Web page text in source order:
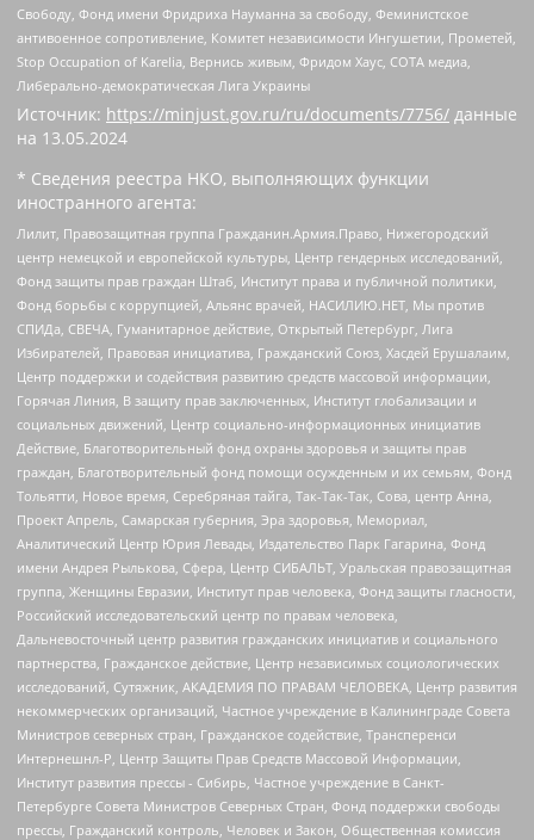
Свободу, Фонд имени Фридриха Науманна за свободу, Феминистское
антивоенное сопротивление, Комитет независимости Ингушетии, Прометей,
Stop Occupation of Karelia, Вернись живым, Фридом Хаус, СОТА медиа,
Либерально-демократическая Лига Украины
Источник: https://minjust.gov.ru/ru/documents/7756/ данные
на 13.05.2024
* Сведения реестра НКО, выполняющих функции
иностранного агента:
Лилит, Правозащитная группа Гражданин.Армия.Право, Нижегородский
центр немецкой и европейской культуры, Центр гендерных исследований,
Фонд защиты прав граждан Штаб, Институт права и публичной политики,
Фонд борьбы с коррупцией, Альянс врачей, НАСИЛИЮ.НЕТ, Мы против
СПИДа, СВЕЧА, Гуманитарное действие, Открытый Петербург, Лига
Избирателей, Правовая инициатива, Гражданский Союз, Хасдей Ерушалаим,
Центр поддержки и содействия развитию средств массовой информации,
Горячая Линия, В защиту прав заключенных, Институт глобализации и
социальных движений, Центр социально-информационных инициатив
Действие, Благотворительный фонд охраны здоровья и защиты прав
граждан, Благотворительный фонд помощи осужденным и их семьям, Фонд
Тольятти, Новое время, Серебряная тайга, Так-Так-Так, Сова, центр Анна,
Проект Апрель, Самарская губерния, Эра здоровья, Мемориал,
Аналитический Центр Юрия Левады, Издательство Парк Гагарина, Фонд
имени Андрея Рылькова, Сфера, Центр СИБАЛЬТ, Уральская правозащитная
группа, Женщины Евразии, Институт прав человека, Фонд защиты гласности,
Российский исследовательский центр по правам человека,
Дальневосточный центр развития гражданских инициатив и социального
партнерства, Гражданское действие, Центр независимых социологических
исследований, Сутяжник, АКАДЕМИЯ ПО ПРАВАМ ЧЕЛОВЕКА, Центр развития
некоммерческих организаций, Частное учреждение в Калининграде Совета
Министров северных стран, Гражданское содействие, Трансперенси
Интернешнл-Р, Центр Защиты Прав Средств Массовой Информации,
Институт развития прессы - Сибирь, Частное учреждение в Санкт-
Петербурге Совета Министров Северных Стран, Фонд поддержки свободы
прессы, Гражданский контроль, Человек и Закон, Общественная комиссия